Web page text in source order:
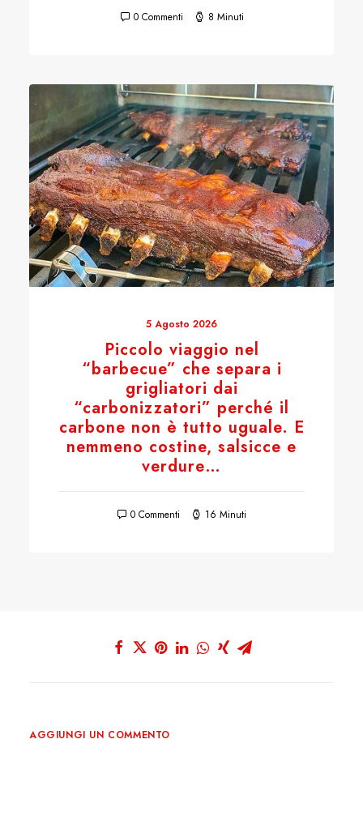
0 Commenti 8 Minuti
5 Agosto 2026
Piccolo viaggio nel
“barbecue” che separa i
grigliatori dai
“carbonizzatori” perché il
carbone non è tutto uguale. E
nemmeno costine, salsicce e
verdure…
0 Commenti 16 Minuti
AGGIUNGI UN COMMENTO